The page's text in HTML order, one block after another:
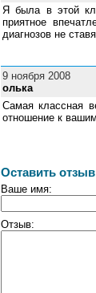
Я была в этой
приятное
диагнозов не
9 ноября 2008
олька
Самая классная
отношение к
Оставить
Ваше имя:
Отзыв: